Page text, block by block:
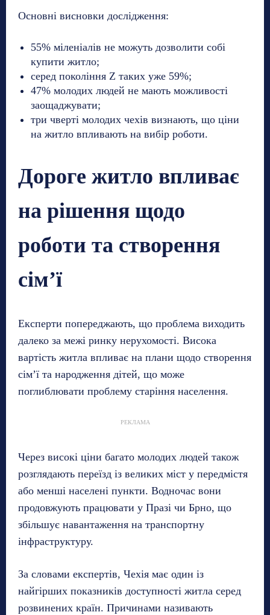
Основні висновки дослідження:
55% міленіалів не можуть дозволити собі
купити житло;
серед покоління Z таких уже 59%;
47% молодих людей не мають можливості
заощаджувати;
три чверті молодих чехів визнають, що ціни
на житло впливають на вибір роботи.
Дороге житло впливає
на рішення щодо
роботи та створення
сім’ї
Експерти попереджають, що проблема виходить
далеко за межі ринку нерухомості. Висока
вартість житла впливає на плани щодо створення
сім’ї та народження дітей, що може
поглиблювати проблему старіння населення.
РЕКЛАМА
Через високі ціни багато молодих людей також
розглядають переїзд із великих міст у передмістя
або менші населені пункти. Водночас вони
продовжують працювати у Празі чи Брно, що
збільшує навантаження на транспортну
інфраструктуру.
За словами експертів, Чехія має один із
найгірших показників доступності житла серед
розвинених країн. Причинами називають